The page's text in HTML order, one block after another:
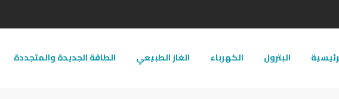
البترول الكهرباء الغاز الطبيعي الطاقة الجديدة والمتجددة